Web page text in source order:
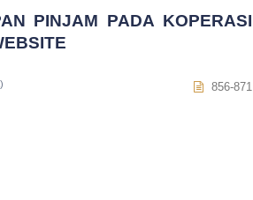
PINJAM PADA KOPERASI
856-871